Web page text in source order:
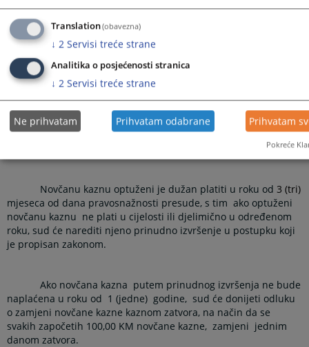
Pa se na osnovu člana
OSUĐUJE
NA NOVČANU KAZNU U IZNOSU OD 3.000,00
(trihiljadekonvertibilnih) KM.
Novčanu kaznu optuženi je dužan platiti u roku od3 (tri)
mjeseca od dana pravosnažnosti presude, s tim ako optuženi
novčanu kaznu ne plati u cijelosti ili djelimično u određenom
roku, sud će narediti njeno prinudno izvršenje u postupku koji
je propisan zakonom.
Ako novčana kazna putem prinudnog izvršenja ne bude
naplaćena u roku od 1 (jedne) godine, sud će donijeti odluku
o zamjeni novčane kazne kaznom zatvora, na način da se
svakih započetih 100,00 KM novčane kazne, zamjeni jednim
danom zatvora.
Translation(obavezna)
↓ 2 Servisi treće strane
Analitika o posjećenosti stranica
↓ 2 Servisi treće strane
Ne prihvatam Prihvatam odabrane Prihvatam
Pokreće